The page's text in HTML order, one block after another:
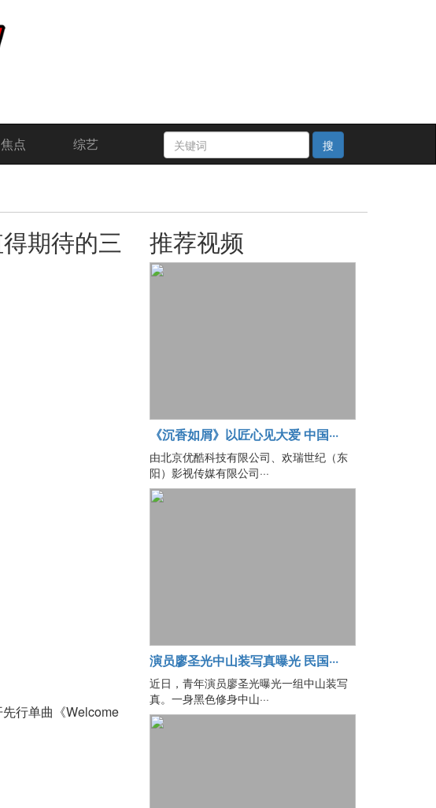
焦点 综艺 搜
期待的三
行单曲《Welcome
推荐视频
《沉香如屑》以匠心见大爱 中国···
由北京优酷科技有限公司、欢瑞世纪（东
阳）影视传媒有限公司···
演员廖圣光中山装写真曝光 民国···
近日，青年演员廖圣光曝光一组中山装写
真。一身黑色修身中山···